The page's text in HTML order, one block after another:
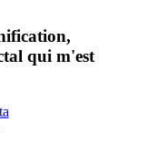
qui m'est